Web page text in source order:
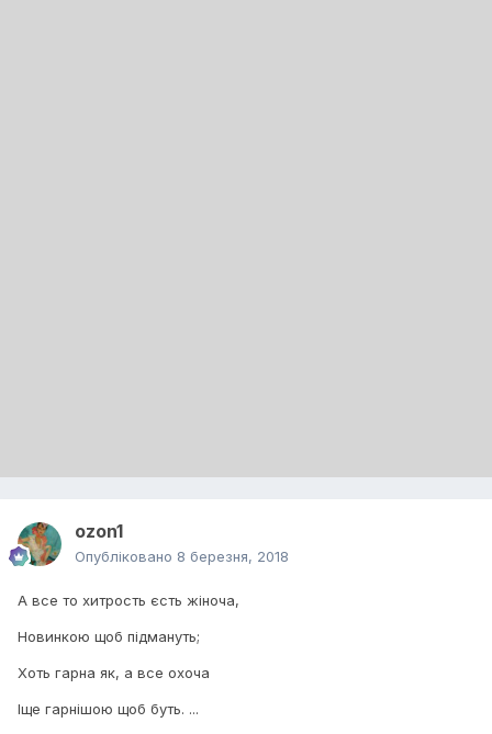
ozon1
Опубліковано 8 березня, 2018
А все то хитрость єсть жіноча,
Новинкою щоб підмануть;
Хоть гарна як, а все охоча
Іще гарнішою щоб буть. ...